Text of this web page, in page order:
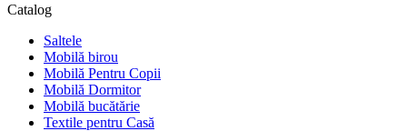
Catalog
Saltele
Mobilă birou
Mobilă Pentru Copii
Mobilă Dormitor
Mobilă bucătărie
Textile pentru Casă